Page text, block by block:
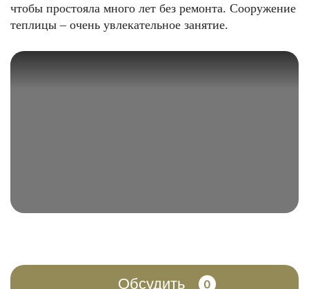
чтобы простояла много лет без ремонта. Сооружение
теплицы – очень увлекательное занятие.
Обсудить 0